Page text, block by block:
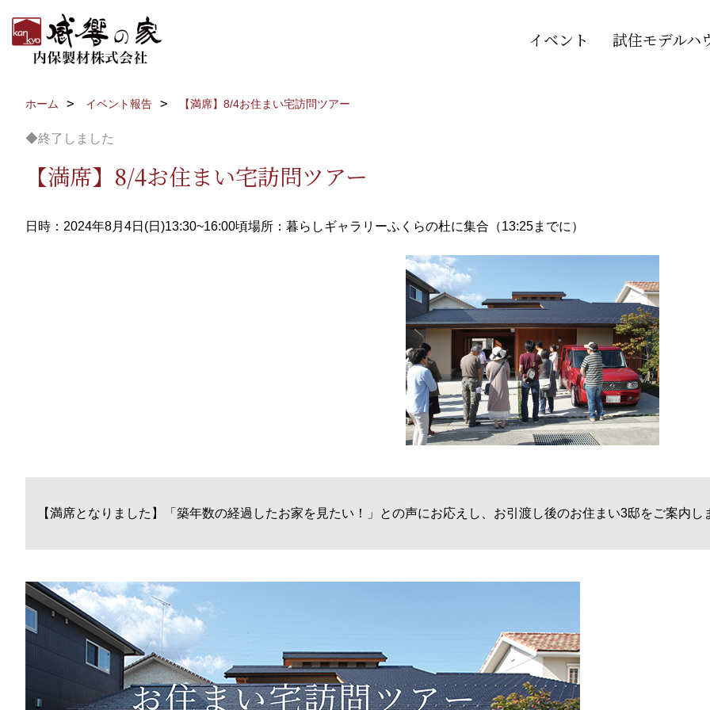
イベント 試住モデルハ
ホーム イベント報告 【満席】8/4お住まい宅訪問ツアー
◆終了しました
【満席】8/4お住まい宅訪問ツアー
日時：2024年8月4日(日)13:30~16:00頃場所：暮らしギャラリーふくらの杜に集合（13:25までに）
【満席となりました】「築年数の経過したお家を見たい！」との声にお応えし、お引渡し後のお住まい3邸をご案内し